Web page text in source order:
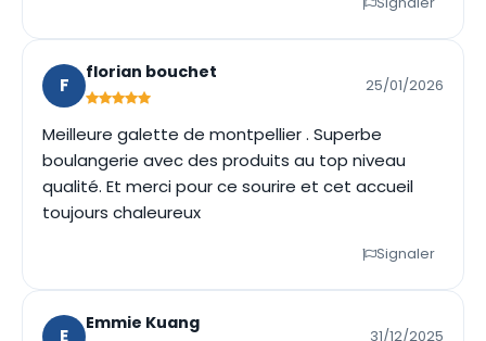
F
florian bouchet
25/01/2026
Meilleure galette de montpellier . Superbe
boulangerie avec des produits au top niveau
qualité. Et merci pour ce sourire et cet accueil
toujours chaleureux
Signaler
E
Emmie Kuang
31/12/2025